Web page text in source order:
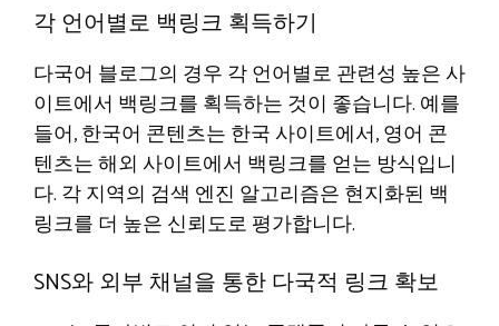
각 언어별로 백링크 획득하기
다국어 블로그의 경우 각 언어별로 관련성 높은 사
이트에서 백링크를 획득하는 것이 좋습니다. 예를
들어, 한국어 콘텐츠는 한국 사이트에서, 영어 콘
텐츠는 해외 사이트에서 백링크를 얻는 방식입니
다. 각 지역의 검색 엔진 알고리즘은 현지화된 백
링크를 더 높은 신뢰도로 평가합니다.
SNS와 외부 채널을 통한 다국적 링크 확보